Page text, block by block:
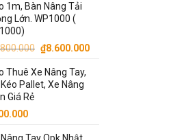
1m, Bàn Nâng Tải
Lớn. WP1000 (
Giá
là:
₫8.800.000.
₫8.600.000Giá
Thuê Xe Nâng Tay,
Pallet, Xe Nâng
Giá Rẻ